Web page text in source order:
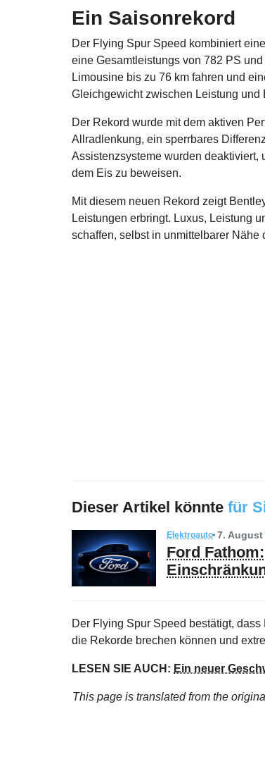
Ein Saisonrekord
Der Flying Spur Speed kombiniert
eine Gesamtleistungs von 782 PS
Limousine bis zu 76 km fahren und
Gleichgewicht zwischen Leistung und
Der Rekord wurde mit dem aktiven
Allradlenkung, ein sperrbares
Assistenzsysteme wurden
dem Eis zu beweisen.
Mit diesem neuen Rekord zeigt
Leistungen erbringt. Luxus, Leistung
schaffen, selbst in unmittelbarer Nähe
Dieser Artikel könnte für
Elektroauto 7. August
Ford
Der Flying Spur Speed bestätigt,
die Rekorde brechen können und
LESEN SIE AUCH: Ein neuer
This page is translated from the